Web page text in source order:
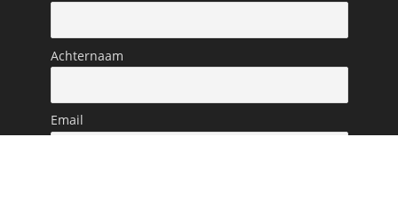
Achternaam
Email